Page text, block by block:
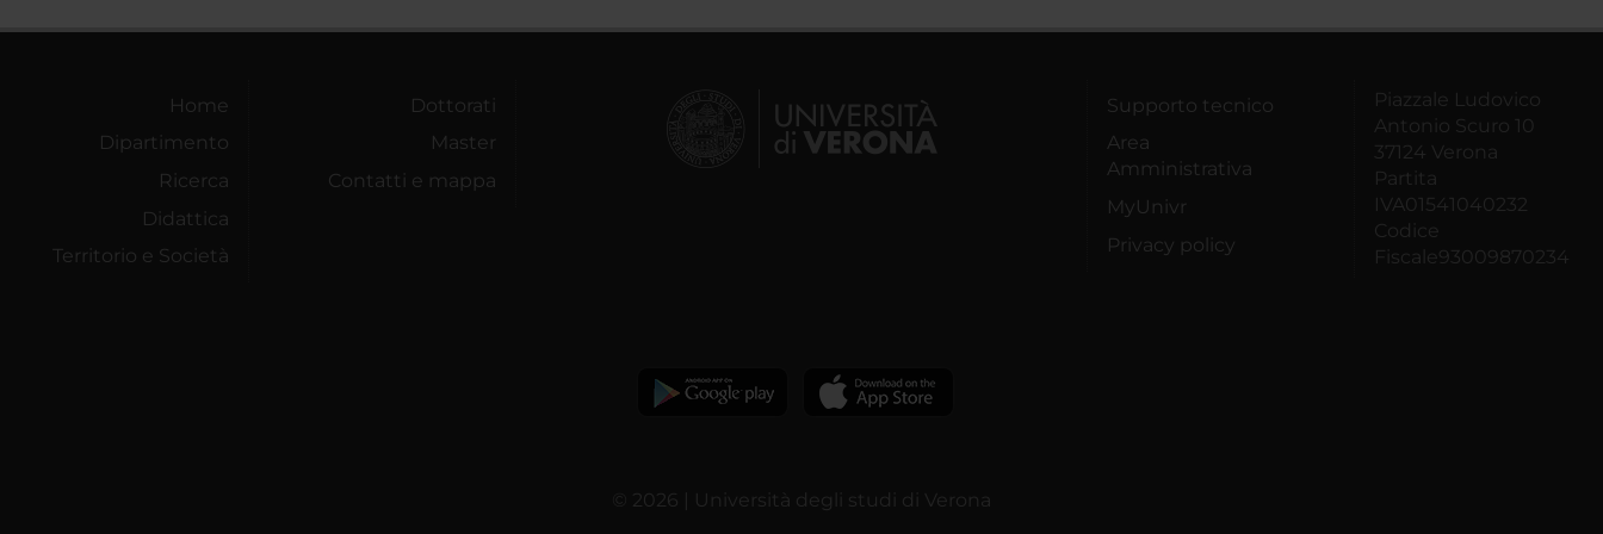
Home
Dipartimento
Ricerca
Didattica
Territorio e Società
Dottorati
Master
Contatti e mappa
Supporto tecnico
Area
Amministrativa
MyUnivr
Privacy policy
Piazzale Ludovico
Antonio Scuro 10
37124 Verona
Partita
IVA01541040232
Codice
Fiscale93009870234
© 2026 | Università degli studi di Verona